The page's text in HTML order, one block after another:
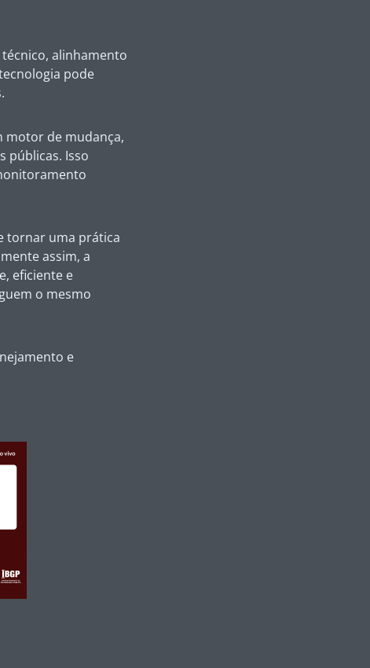
alinhamento
pode
motor de mudança,
públicas. Isso
tornar uma prática
assim, a
eficiente e
o mesmo
e